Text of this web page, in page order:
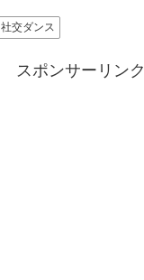
社交ダンス
スポンサーリンク